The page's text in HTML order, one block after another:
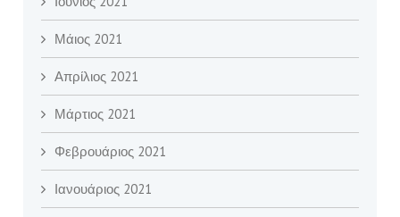
Μάιος 2021
Απρίλιος 2021
Μάρτιος 2021
Φεβρουάριος 2021
Ιανουάριος 2021